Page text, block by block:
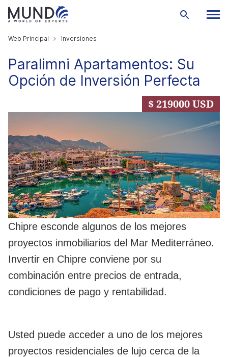
Web Principal Inversiones
Paralimni Apartamentos: Su
Opción de Inversión Perfecta
$ 219000 USD
Chipre esconde algunos de los mejores
proyectos inmobiliarios del Mar Mediterráneo.
Invertir en Chipre conviene por su
combinación entre precios de entrada,
condiciones de pago y rentabilidad.
Usted puede acceder a uno de los mejores
proyectos residenciales de lujo cerca de la